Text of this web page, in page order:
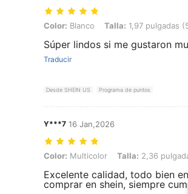
Color: Blanco, Talla: 1,97 pulgadas (5
Color: Blanco Talla: 1,97 pulgadas
Súper lindos si me gustaron
Traducir
Desde SHEIN US Programa de puntos
Y***7 16 Jan,2026
Color: Multicolor, Talla: 2,36 pulgadas (6
Color: Multicolor Talla: 2,36
Excelente calidad, todo bien
comprar en shein, siempre